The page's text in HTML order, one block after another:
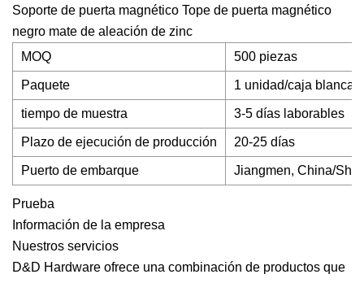
Soporte de puerta magnético Tope de puerta magnético
negro mate de aleación de zinc
MOQ
500 piezas
Paquete 1 unidad/caja blanca
tiempo de muestra 3-5 días laborables
Plazo de ejecución de producción 20-25 días
Puerto de embarque Jiangmen, China/
Prueba
Información de la empresa
Nuestros servicios
D&D Hardware ofrece una combinación de productos que